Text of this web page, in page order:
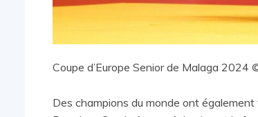
Coupe d’Europe Senior de Malaga 2024
Des champions du monde ont